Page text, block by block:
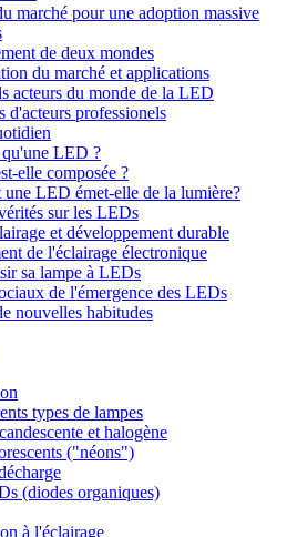
marché pour une adoption massive
de deux mondes
du marché et applications
acteurs du monde de la LED
d'acteurs professionels
qu'une LED ?
elle composée ?
une LED émet-elle de la lumière?
sur les LEDs
et développement durable
de l'éclairage électronique
sa lampe à LEDs
de l'émergence des LEDs
nouvelles habitudes
types de lampes
et halogène
("néons")
(diodes organiques)
à l'éclairage